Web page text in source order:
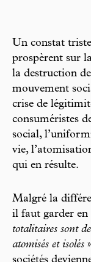
Un constat
prospèrent sur
la destruction
mouvement
crise de
consuméristes
social,
vie,
qui en résulte.
Malgré la
il faut garder en
totalitaires sont
atomisés et isolés